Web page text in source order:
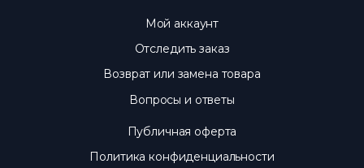
Мой аккаунт
Отследить заказ
Возврат или замена товара
Вопросы и ответы
Публичная оферта
Политика конфиденциальности